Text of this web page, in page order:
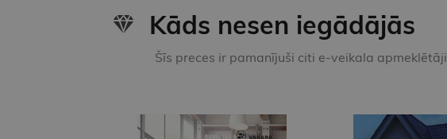
Kāds nesen iegādājās
Šīs preces ir pamanījuši citi e-veikala apmeklētāji